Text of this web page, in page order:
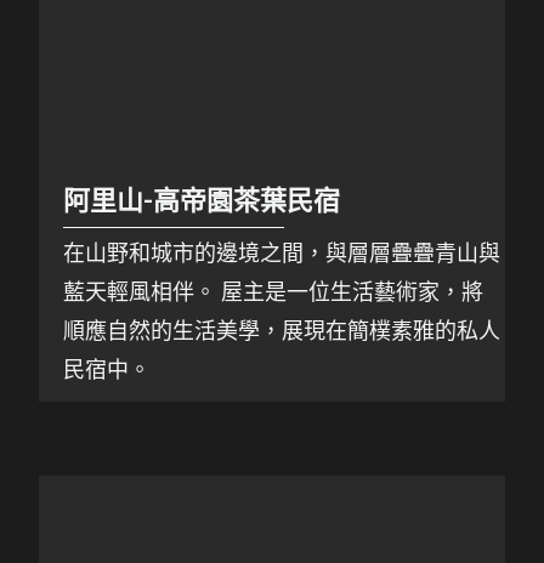
阿里山-高帝園茶葉民宿
在山野和城市的邊境之間，與層層疊疊青山與
藍天輕風相伴。 屋主是一位生活藝術家，將
順應自然的生活美學，展現在簡樸素雅的私人
民宿中。